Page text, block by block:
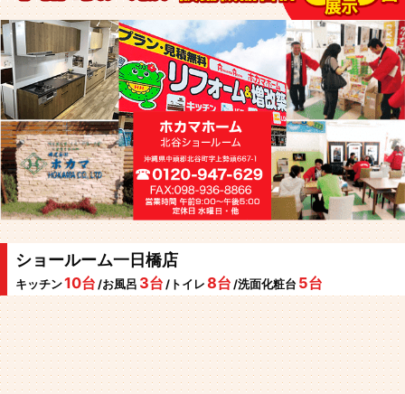
ショールーム一日橋店
キッチン10台 /お風呂 3台 /トイレ 8台 /洗面化粧台 5台